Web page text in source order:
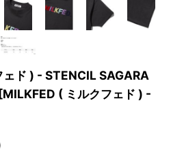
ド ) - STENCIL SAGARA
[MILKFED ( ミルクフェド ) -